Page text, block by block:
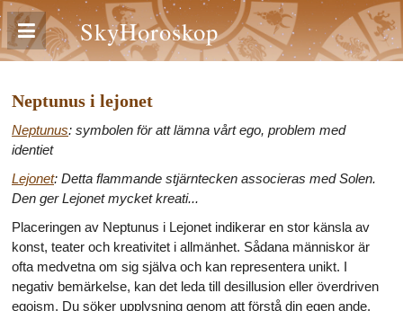
SkyHoroskop
Neptunus i lejonet
Neptunus: symbolen för att lämna vårt ego, problem med
identiet
Lejonet: Detta flammande stjärntecken associeras med Solen.
Den ger Lejonet mycket kreati...
Placeringen av Neptunus i Lejonet indikerar en stor känsla av
konst, teater och kreativitet i allmänhet. Sådana människor är
ofta medvetna om sig själva och kan representera unikt. I
negativ bemärkelse, kan det leda till desillusion eller överdriven
egoism. Du söker upplysning genom att förstå din egen ande.